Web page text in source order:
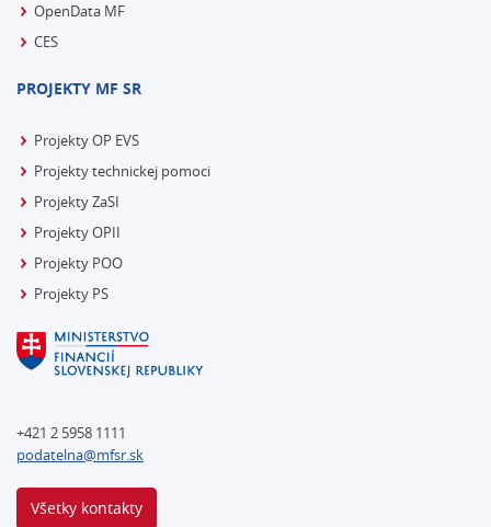
OpenData MF
CES
PROJEKTY MF SR
Projekty OP EVS
Projekty technickej pomoci
Projekty ZaSI
Projekty OPII
Projekty POO
Projekty PS
+421 2 5958 1111
podatelna@mfsr.sk
Všetky kontakty